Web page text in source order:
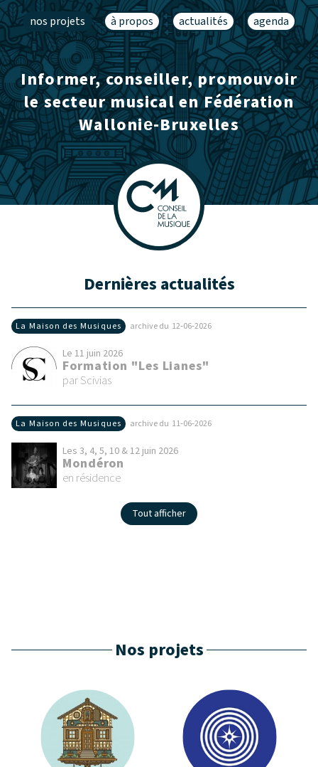
Informer, conseiller, promouvoir
le secteur musical en Fédération
Wallonie‑Bruxelles
nos projets à propos actualités agenda
Dernières actualités
La Maison des Musiques archive du 12‑06‑2026
Le 11 juin 2026
Formation "Les Lianes"
par Scivias
La Maison des Musiques archive du 11‑06‑2026
Les 3, 4, 5, 10 & 12 juin 2026
Mondéron
en résidence
Tout afficher
Nos projets